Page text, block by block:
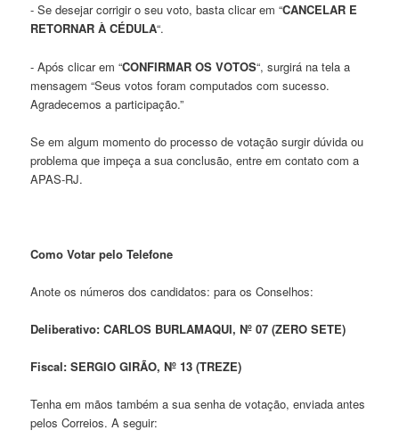
- Se desejar corrigir o seu voto, basta clicar em “CANCELAR E
RETORNAR À CÉDULA“.
- Após clicar em “CONFIRMAR OS VOTOS“, surgirá na tela a
mensagem “Seus votos foram computados com sucesso.
Agradecemos a participação.”
Se em algum momento do processo de votação surgir dúvida ou
problema que impeça a sua conclusão, entre em contato com a
APAS-RJ.
Como Votar pelo Telefone
Anote os números dos candidatos: para os Conselhos:
Deliberativo: CARLOS BURLAMAQUI, Nº 07 (ZERO SETE)
Fiscal: SERGIO GIRÃO, Nº 13 (TREZE)
Tenha em mãos também a sua senha de votação, enviada antes
pelos Correios. A seguir: